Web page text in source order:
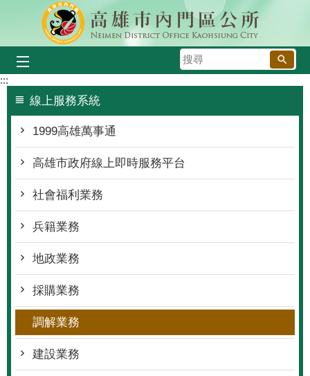
跳到主要內容區塊
搜
尋
:::
線上服務系統
1999高雄萬事通
高雄市政府線上即時服務平台
社會福利業務
兵籍業務
地政業務
採購業務
調解業務
建設業務